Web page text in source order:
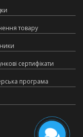
товару
сертифікати
програма